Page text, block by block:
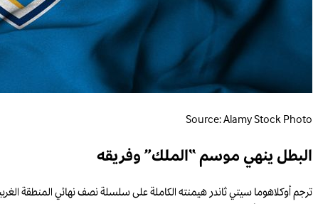
Source: Alamy Stock Photo
البطل ينهي موسم “الملك” وفريقه